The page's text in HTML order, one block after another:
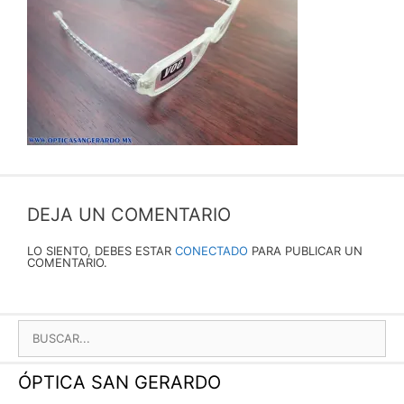
DEJA UN COMENTARIO
LO SIENTO, DEBES ESTAR CONECTADO PARA PUBLICAR UN
COMENTARIO.
BUSCAR:
ÓPTICA SAN GERARDO